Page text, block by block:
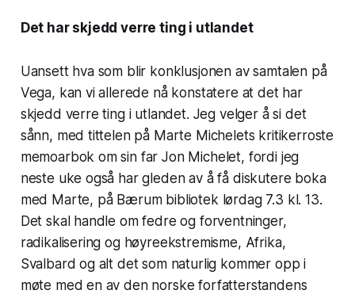
Det har skjedd verre ting i utlandet
Uansett hva som blir konklusjonen av samtalen på
Vega, kan vi allerede nå konstatere at det har
skjedd verre ting i utlandet. Jeg velger å si det
sånn, med tittelen på Marte Michelets kritikerroste
memoarbok om sin far Jon Michelet, fordi jeg
neste uke også har gleden av å få diskutere boka
med Marte, på Bærum bibliotek lørdag 7.3 kl. 13.
Det skal handle om fedre og forventninger,
radikalisering og høyreekstremisme, Afrika,
Svalbard og alt det som naturlig kommer opp i
møte med en av den norske forfatterstandens